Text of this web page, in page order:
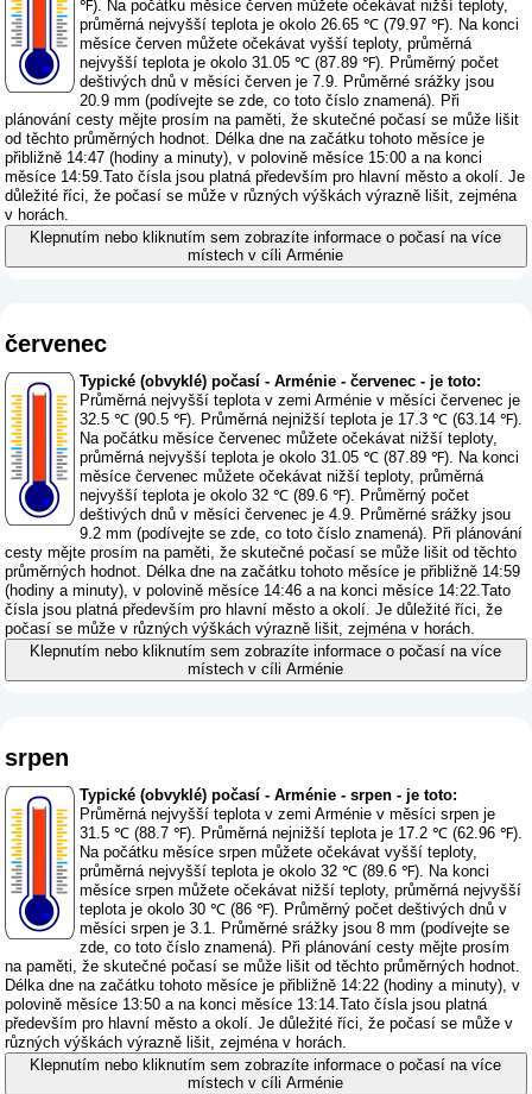
℉). Na počátku měsíce červen můžete očekávat nižší teploty,
průměrná nejvyšší teplota je okolo 26.65 ℃ (79.97 ℉). Na konci
měsíce červen můžete očekávat vyšší teploty, průměrná
nejvyšší teplota je okolo 31.05 ℃ (87.89 ℉). Průměrný počet
deštivých dnů v měsíci červen je 7.9. Průměrné srážky jsou
20.9 mm (podívejte se zde, co toto číslo znamená). Při
plánování cesty mějte prosím na paměti, že skutečné počasí se může lišit
od těchto průměrných hodnot. Délka dne na začátku tohoto měsíce je
přibližně 14:47 (hodiny a minuty), v polovině měsíce 15:00 a na konci
měsíce 14:59.Tato čísla jsou platná především pro hlavní město a okolí. Je
důležité říci, že počasí se může v různých výškách výrazně lišit, zejména
v horách.
Klepnutím nebo kliknutím sem zobrazíte informace o počasí na více
místech v cíli Arménie
červenec
Typické (obvyklé) počasí - Arménie - červenec - je toto:
Průměrná nejvyšší teplota v zemi Arménie v měsíci červenec je
32.5 ℃ (90.5 ℉). Průměrná nejnižší teplota je 17.3 ℃ (63.14 ℉).
Na počátku měsíce červenec můžete očekávat nižší teploty,
průměrná nejvyšší teplota je okolo 31.05 ℃ (87.89 ℉). Na konci
měsíce červenec můžete očekávat nižší teploty, průměrná
nejvyšší teplota je okolo 32 ℃ (89.6 ℉). Průměrný počet
deštivých dnů v měsíci červenec je 4.9. Průměrné srážky jsou
9.2 mm (podívejte se zde, co toto číslo znamená). Při plánování
cesty mějte prosím na paměti, že skutečné počasí se může lišit od těchto
průměrných hodnot. Délka dne na začátku tohoto měsíce je přibližně 14:59
(hodiny a minuty), v polovině měsíce 14:46 a na konci měsíce 14:22.Tato
čísla jsou platná především pro hlavní město a okolí. Je důležité říci, že
počasí se může v různých výškách výrazně lišit, zejména v horách.
Klepnutím nebo kliknutím sem zobrazíte informace o počasí na více
místech v cíli Arménie
srpen
Typické (obvyklé) počasí - Arménie - srpen - je toto:
Průměrná nejvyšší teplota v zemi Arménie v měsíci srpen je
31.5 ℃ (88.7 ℉). Průměrná nejnižší teplota je 17.2 ℃ (62.96 ℉).
Na počátku měsíce srpen můžete očekávat vyšší teploty,
průměrná nejvyšší teplota je okolo 32 ℃ (89.6 ℉). Na konci
měsíce srpen můžete očekávat nižší teploty, průměrná nejvyšší
teplota je okolo 30 ℃ (86 ℉). Průměrný počet deštivých dnů v
měsíci srpen je 3.1. Průměrné srážky jsou 8 mm (podívejte se
zde, co toto číslo znamená). Při plánování cesty mějte prosím
na paměti, že skutečné počasí se může lišit od těchto průměrných hodnot.
Délka dne na začátku tohoto měsíce je přibližně 14:22 (hodiny a minuty), v
polovině měsíce 13:50 a na konci měsíce 13:14.Tato čísla jsou platná
především pro hlavní město a okolí. Je důležité říci, že počasí se může v
různých výškách výrazně lišit, zejména v horách.
Klepnutím nebo kliknutím sem zobrazíte informace o počasí na více
místech v cíli Arménie